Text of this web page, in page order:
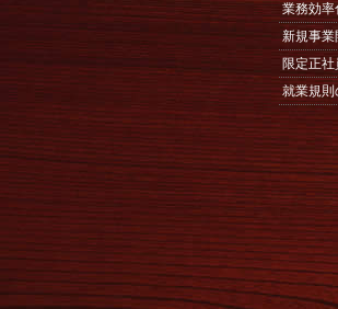
業務効率
新規事業
限定正
就業規則